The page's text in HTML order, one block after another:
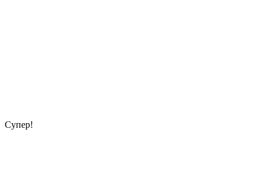
Супер!